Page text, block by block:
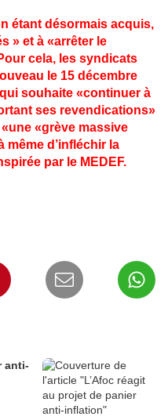
étant désormais acquis,
» et à «arrêter le
cela, les syndicats
le 15 décembre
souhaite «continuer à
ses revendications»
«grève massive
même d’infléchir la
par le MEDEF.
anti-